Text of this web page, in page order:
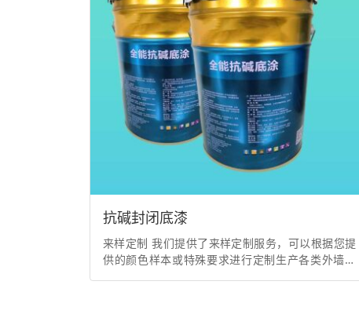
抗碱封闭底漆
来样定制 我们提供了来样定制服务，可以根据您提
供的颜色样本或特殊要求进行定制生产各类外墙涂